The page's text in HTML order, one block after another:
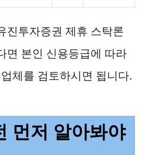
진투자증권 제휴 스탁론
면 본인 신용등급에 따라
체를 검토하시면 됩니다.
먼저 알아봐야